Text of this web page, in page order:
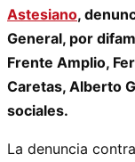
Astesiano,
General, por
Frente Amplio,
Caretas, Alberto
sociales.
La denuncia